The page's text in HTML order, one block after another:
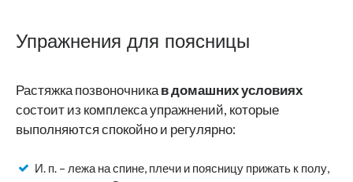
Упражнения для поясницы
Растяжка позвоночника в домашних условиях
состоит из комплекса упражнений, которые
выполняются спокойно и регулярно:
И. п. – лежа на спине, плечи и поясницу прижать к полу,